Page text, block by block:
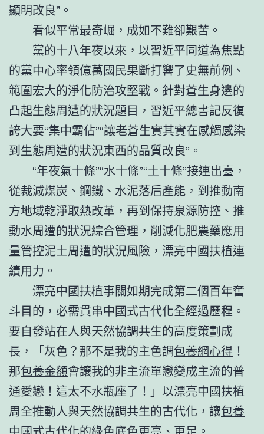
顯明改良”。
看似平常最奇崛，成如不難卻艱苦。
黨的十八年夜以來，以習近平同道為焦點
的黨中心率領億萬國民果斷打響了史無前例、
範圍宏大的淨化防治攻堅戰。針對蒼生身邊的
凸起生態周遭的狀況題目，習近平總書記反復
誇大要“集中霸佔”“讓老蒼生實其實在感觸感染
到生態周遭的狀況東西的品質改良”。
“年夜氣十條”“水十條”“土十條”接連出臺，
從裁減煤炭、鋼鐵、水泥落后產能，到推動南
方地域乾淨取熱改革，再到保持泉源防控、推
動水周遭的狀況綜合管理，削減化肥農藥應用
量管控泥土周遭的狀況風險，漂亮中國扶植連
續用力。
漂亮中國扶植事關如期完成第二個百年奮
斗目的，必需貫串中國式古代化全經過歷程。
要自發站在人與天然協調共生的高度策劃成
長，「灰色？那不是我的主色調包養網心得 ！
那包養金額會讓我的非主流單戀變成主流的普
通愛戀！這太不水瓶座了！」以漂亮中國扶植
周全推動人與天然協調共生的古代化，讓包養
中國式古代化的綠色底色更亮、更足。